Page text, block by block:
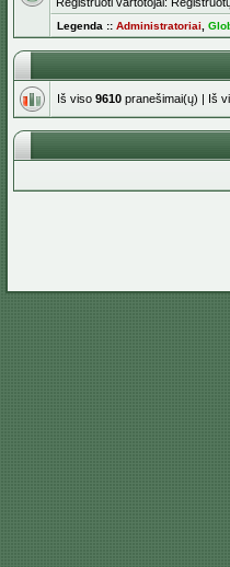
Legenda :: Administratoriai
Iš viso 9610 pranešimai(ų) | Iš